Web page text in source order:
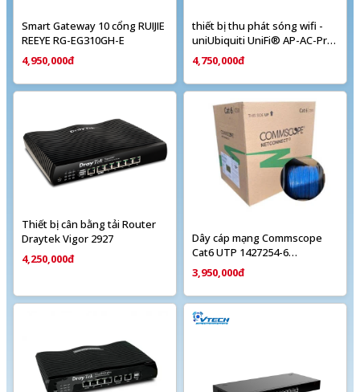
Smart Gateway 10 cổng RUIJIE
REEYE RG-EG310GH-E
4,950,000đ
thiết bị thu phát sóng wifi -
uniUbiquiti UniFi® AP-AC-Pro
KÈM NGUỒN POE
4,750,000đ
Thiết bị cân bằng tải Router
Draytek Vigor 2927
4,250,000đ
Dây cáp mạng Commscope
Cat6 UTP 1427254-6
(305m/cuộn)
3,950,000đ